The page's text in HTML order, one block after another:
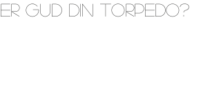
Er Gud din torpedo?